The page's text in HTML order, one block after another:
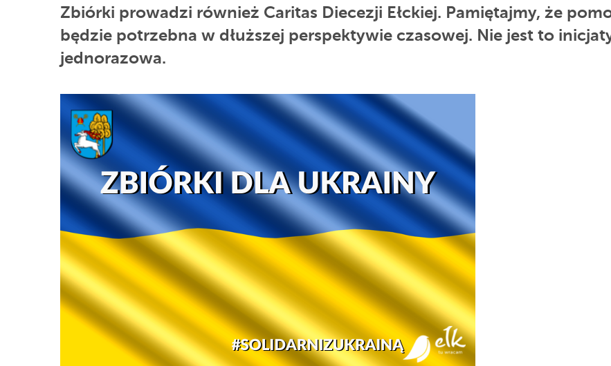
Zbiórki prowadzi również Caritas Diecezji Ełckiej. Pamiętajmy, że
będzie potrzebna w dłuższej perspektywie czasowej. Nie jest to
jednorazowa.